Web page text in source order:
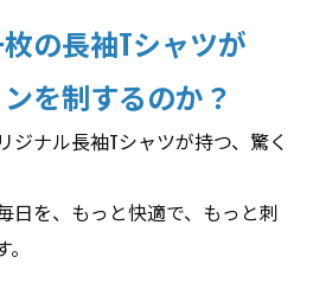
の長袖Tシャツが
を制するのか？
ジナル長袖Tシャツが持つ、驚く
日を、もっと快適で、もっと刺